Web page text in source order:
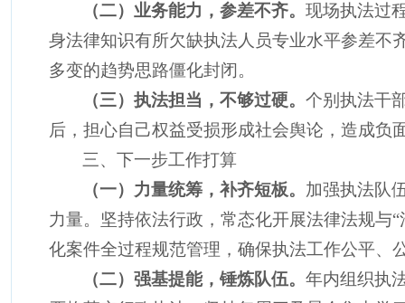
（二）业务能力，参差不齐。现场执法过
身法律知识有所欠缺执法人员专业水平参差不
多变的趋势思路僵化封闭。
（三）执法担当，不够过硬。个别执法干
后，担心自己权益受损形成社会舆论，造成负
三、下一步工作打算
（一）力量统筹，补齐短板。 加强执法队
力量。坚持依法行政，常态化开展法律法规与
化案件全过程规范管理，确保执法工作公平、
（二）强基提能，锤炼队伍。年内组织执